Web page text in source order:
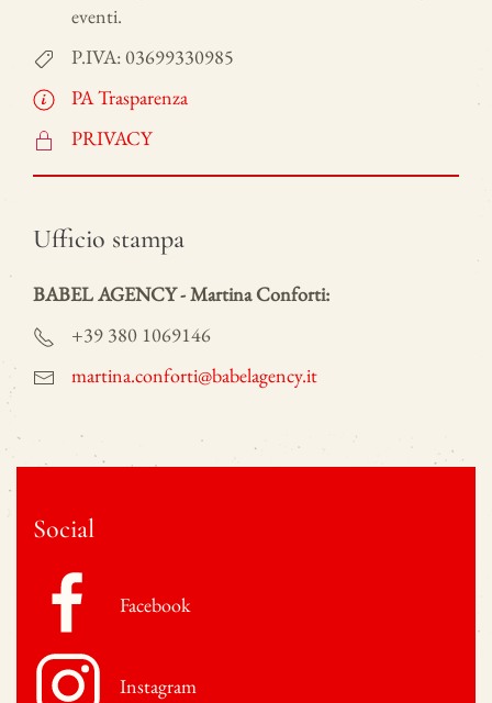
eventi.
P.IVA: 03699330985
PA Trasparenza
PRIVACY
Ufficio stampa
BABEL AGENCY - Martina Conforti:
+39 380 1069146
martina.conforti@babelagency.it
Social
Facebook
Instagram